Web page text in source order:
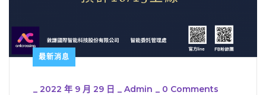
最新消息
_ 2022 年 9 月 29 日 _ Admin _ 0 Comments